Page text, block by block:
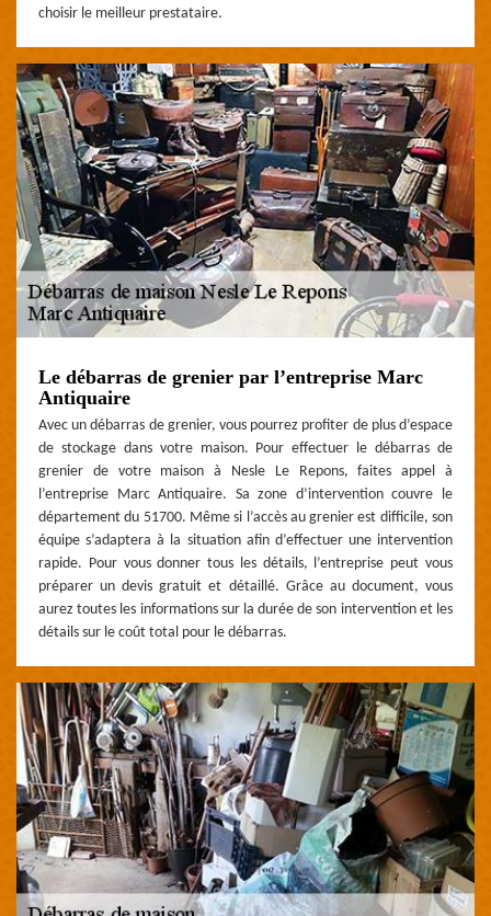
choisir le meilleur prestataire.
Le débarras de grenier par l’entreprise Marc
Antiquaire
Avec un débarras de grenier, vous pourrez profiter de plus d’espace
de stockage dans votre maison. Pour effectuer le débarras de
grenier de votre maison à Nesle Le Repons, faites appel à
l’entreprise Marc Antiquaire. Sa zone d’intervention couvre le
département du 51700. Même si l’accès au grenier est difficile, son
équipe s’adaptera à la situation afin d’effectuer une intervention
rapide. Pour vous donner tous les détails, l’entreprise peut vous
préparer un devis gratuit et détaillé. Grâce au document, vous
aurez toutes les informations sur la durée de son intervention et les
détails sur le coût total pour le débarras.